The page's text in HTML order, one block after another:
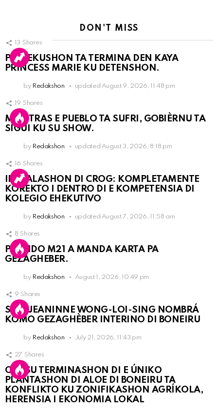
DON'T MISS
13 Shares
PERSEKUSHON TA TERMINA DEN KAYA
PRINCESS MARIE KU DETENSHON.
by Redakshon updated August 9, 2026, 11:48 pm
19 Shares
MIENTRAS E PUEBLO TA SUFRI, GOBIÈRNU TA
SIGUI KU SU SHOW.
by Redakshon updated August 3, 2026, 8:18 pm
16 Shares
INSTALASHON DI CROG: KOMPLETAMENTE
KOREKTO I DENTRO DI E KOMPETENSIA DI
KOLEGIO EHEKUTIVO
by Redakshon updated August 7, 2026, 11:58 am
8 Shares
PARTIDO M21 A MANDA KARTA PA
GEZAGHEBER.
by Redakshon August 1, 2026, 10:49 pm
9 Shares
SRA. JEANINNE WONG-LOI-SING NOMBRÁ
KOMO GEZAGHÈBER INTERINO DI BONEIRU
by Redakshon July 21, 2026, 11:43 pm
27 Shares
OLB SU TERMINASHON DI E ÚNIKO
PLANTASHON DI ALOE DI BONEIRU TA
KONFLIKTO KU ZONIFIKASHON AGRÍKOLA,
HERENSIA I EKONOMIA LOKAL